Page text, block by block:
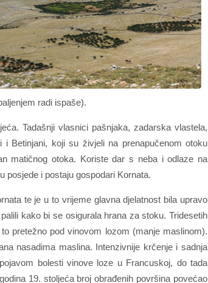
radi ispaše).
Tadašnji vlasnici pašnjaka, zadarska vlastela,
Betinjani, koji su živjeli na prenapučenom otoku
matičnog otoka. Koriste dar s neba i odlaze na
posjede i postaju gospodari Kornata.
te je u to vrijeme glavna djelatnost bila upravo
kako bi se osigurala hrana za stoku. Tridesetih
pretežno pod vinovom lozom (manje maslinom).
nasadima maslina. Intenzivnije krčenje i sadnja
bolesti vinove loze u Francuskoj, do tada
19. stoljeća broj obrađenih površina povećao